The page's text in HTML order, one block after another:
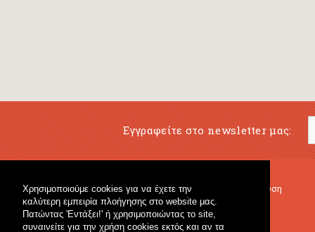
Χρησιμοποιούμε cookies για να έχετε την
καλύτερη εμπειρία πλοήγησης στο website μας.
Πατώντας 'Εντάξει!' ή χρησιμοποιώντας το site,
συναινείτε για την χρήση cookies εκτός και αν τα
Εγγραφείτε στο newsletter μας:
Μουσικό Βιβλιοπωλείο
Κρουστά & Εκπαιδευτικό Υλικό
Γενικό Βιβλιοπωλείο
Μουσική Εκπαίδευση
Fagotto Blog